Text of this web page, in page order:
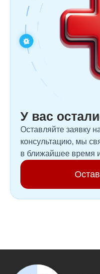
У вас
Оставляйте заявку
консультацию, мы
в ближайшее время